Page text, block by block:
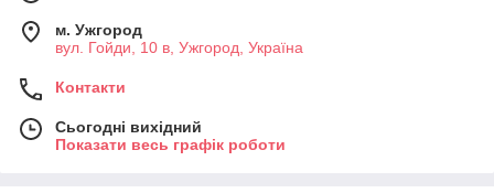
м. Ужгород
вул. Гойди, 10 в, Ужгород, Україна
Контакти
Сьогодні вихідний
Показати весь графік роботи